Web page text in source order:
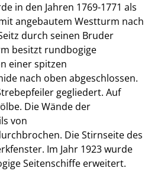
in den Jahren 1769-1771 als
angebautem Westturm nach
durch seinen Bruder
besitzt rundbogige
einer spitzen
nach oben abgeschlossen.
gegliedert. Auf
Die Wände der
von
Die Stirnseite des
Im Jahr 1923 wurde
Seitenschiffe erweitert.